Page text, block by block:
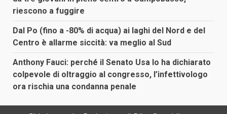
riescono a fuggire
Dal Po (fino a -80% di acqua) ai laghi del Nord e del
Centro è allarme siccità: va meglio al Sud
Anthony Fauci: perché il Senato Usa lo ha dichiarato
colpevole di oltraggio al congresso, l’infettivologo
ora rischia una condanna penale